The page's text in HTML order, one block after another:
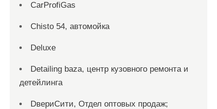
CarProfiGas
Chisto 54, автомойка
Deluxe
Detailing baza, центр кузовного ремонта и
детейлинга
DвериСити, Отдел оптовых продаж;